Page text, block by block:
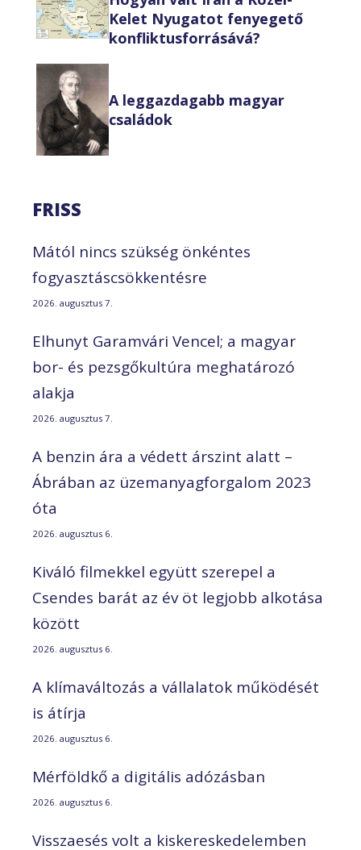
Kelet Nyugatot fenyegető
konfliktusforrásává?
A leggazdagabb magyar
családok
FRISS
Mától nincs szükség önkéntes
fogyasztáscsökkentésre
2026. augusztus 7.
Elhunyt Garamvári Vencel; a magyar
bor- és pezsgőkultúra meghatározó
alakja
2026. augusztus 7.
A benzin ára a védett árszint alatt –
Ábrában az üzemanyagforgalom 2023
óta
2026. augusztus 6.
Kiváló filmekkel együtt szerepel a
Csendes barát az év öt legjobb alkotása
között
2026. augusztus 6.
A klímaváltozás a vállalatok működését
is átírja
2026. augusztus 6.
Mérföldkő a digitális adózásban
2026. augusztus 6.
Visszaesés volt a kiskereskedelemben